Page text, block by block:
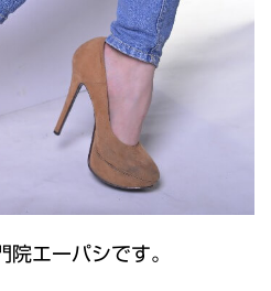
エーパシです。